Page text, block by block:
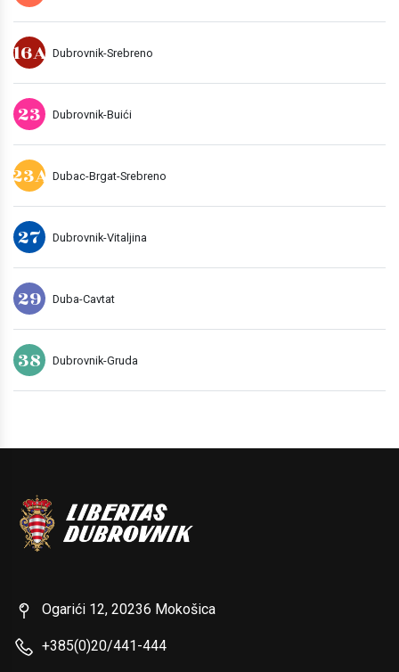
16A Dubrovnik-Srebreno
23 Dubrovnik-Buići
23A Dubac-Brgat-Srebreno
27 Dubrovnik-Vitaljina
29 Duba-Cavtat
38 Dubrovnik-Gruda
Ogarići 12, 20236 Mokošica
+385(0)20/441-444